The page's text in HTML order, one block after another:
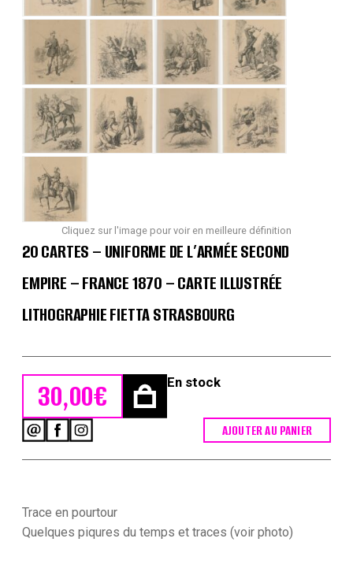
Cliquez sur l'image pour voir en meilleure définition
20 CARTES – UNIFORME DE L’ARMÉE SECOND
EMPIRE – FRANCE 1870 – CARTE ILLUSTRÉE
LITHOGRAPHIE FIETTA STRASBOURG
30,00€ En stock
Uniforme
de
l'armée
AJOUTER AU PANIER
Trace en pourtour
Quelques piqures du temps et traces (voir photo)